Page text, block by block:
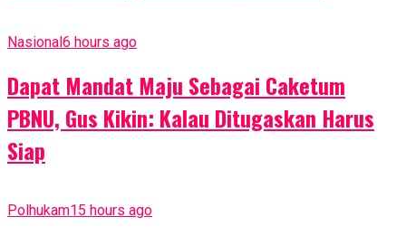
Nasional 6 hours ago
Dapat Mandat Maju Sebagai Caketum
PBNU, Gus Kikin: Kalau Ditugaskan Harus
Siap
Polhukam15 hours ago